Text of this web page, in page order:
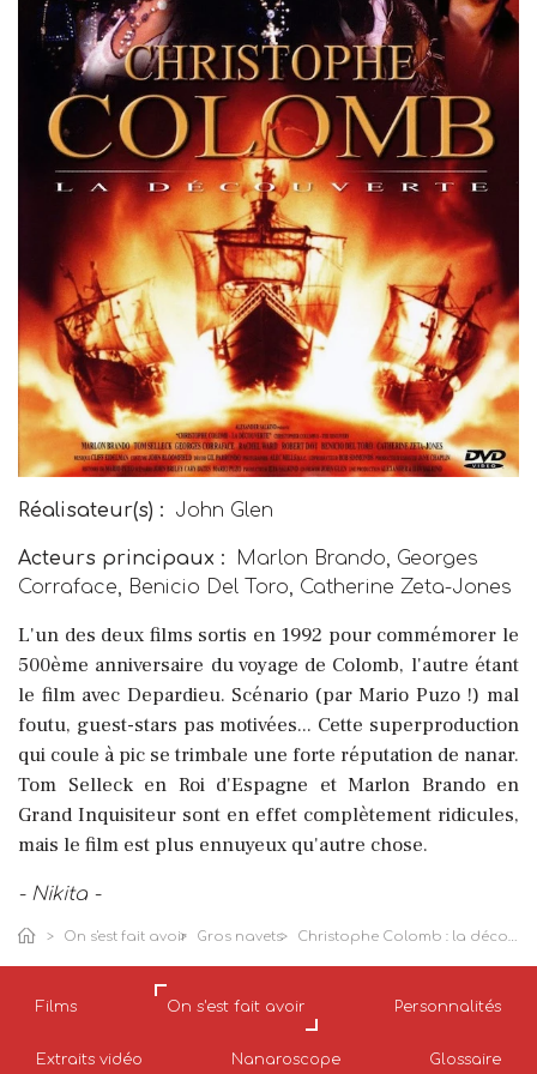
Réalisateur(s) : John Glen
Acteurs principaux :
Marlon Brando, Georges
Corraface, Benicio Del Toro, Catherine Zeta-Jones
L'un des deux films sortis en 1992 pour commémorer le
500ème anniversaire du voyage de Colomb, l'autre étant
le film avec Depardieu. Scénario (par Mario Puzo !) mal
foutu, guest-stars pas motivées... Cette superproduction
qui coule à pic se trimbale une forte réputation de nanar.
Tom Selleck en Roi d'Espagne et Marlon Brando en
Grand Inquisiteur sont en effet complètement ridicules,
mais le film est plus ennuyeux qu'autre chose.
- Nikita -
On s'est fait avoir Gros navets Christophe Colomb : la découverte
Films On s'est fait avoir Personnalités
Extraits vidéo Nanaroscope Glossaire